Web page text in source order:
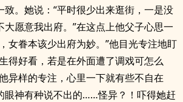
致。她说：“平时很少出来逛街，一是没
大愿意我出府。”在这点上他父子心思一
女眷本该少出府为妙。”他目光专注地盯
得好看，若是在外面遭了调戏可怎么
异样的专注，心里一下就有些不自在
眼神有种说不出的……怪异？！吓得她赶